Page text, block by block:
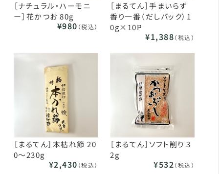
［ナチュラル・ハーモニ
ー］花かつお 80g
¥980 （税込）
［まるてん］手まいらず
香り一番（だしパック）1
0g×10P
¥1,388（税込）
［まるてん］本枯れ節 20
0～230g
¥2,430 （税込）
［まるてん］ソフト削り 3
2g
¥532（税込）